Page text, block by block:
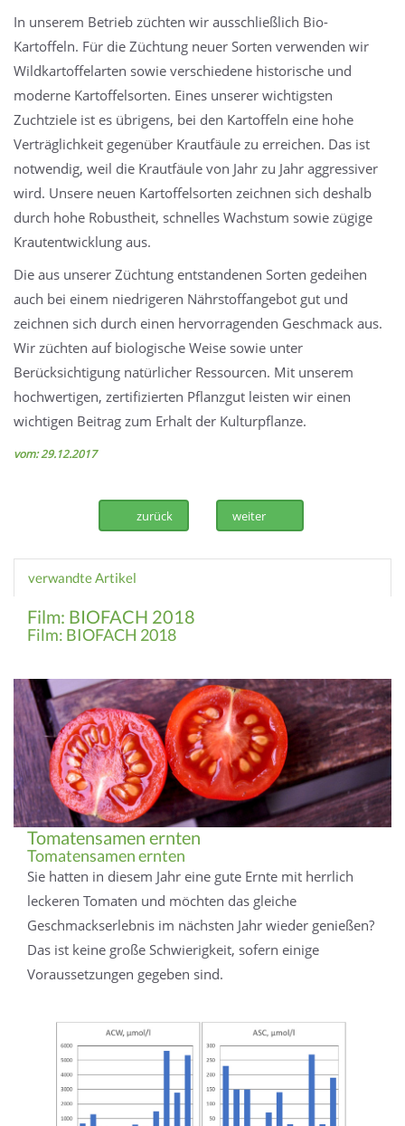
In unserem Betrieb züchten wir ausschließlich Bio-
Kartoffeln. Für die Züchtung neuer Sorten verwenden wir
Wildkartoffelarten sowie verschiedene historische und
moderne Kartoffelsorten. Eines unserer wichtigsten
Zuchtziele ist es übrigens, bei den Kartoffeln eine hohe
Verträglichkeit gegenüber Krautfäule zu erreichen. Das ist
notwendig, weil die Krautfäule von Jahr zu Jahr aggressiver
wird. Unsere neuen Kartoffelsorten zeichnen sich deshalb
durch hohe Robustheit, schnelles Wachstum sowie zügige
Krautentwicklung aus.
Die aus unserer Züchtung entstandenen Sorten gedeihen
auch bei einem niedrigeren Nährstoffangebot gut und
zeichnen sich durch einen hervorragenden Geschmack aus.
Wir züchten auf biologische Weise sowie unter
Berücksichtigung natürlicher Ressourcen. Mit unserem
hochwertigen, zertifizierten Pflanzgut leisten wir einen
wichtigen Beitrag zum Erhalt der Kulturpflanze.
vom: 29.12.2017
zurück weiter
verwandte Artikel
Film: BIOFACH 2018
Film: BIOFACH 2018
Tomatensamen ernten
Tomatensamen ernten
Sie hatten in diesem Jahr eine gute Ernte mit herrlich
leckeren Tomaten und möchten das gleiche
Geschmackserlebnis im nächsten Jahr wieder genießen?
Das ist keine große Schwierigkeit, sofern einige
Voraussetzungen gegeben sind.